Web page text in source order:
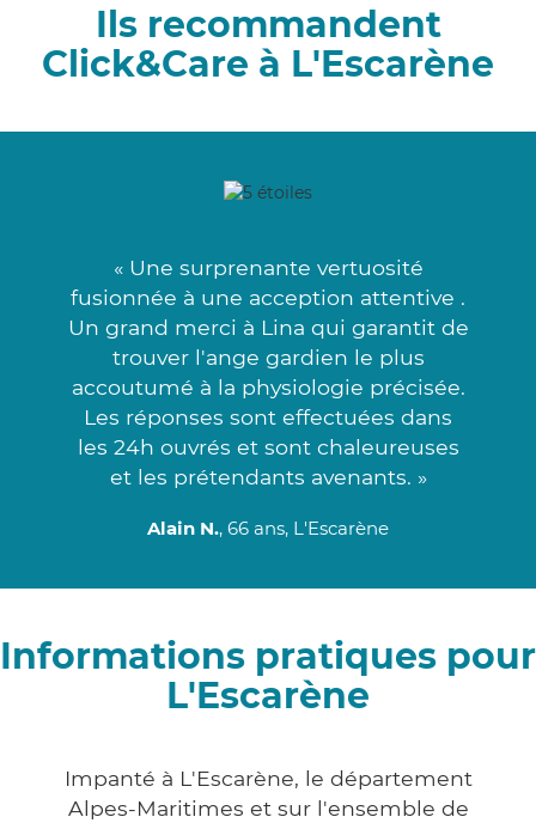
Ils recommandent
Click&Care à L'Escarène
« Une surprenante vertuosité
fusionnée à une acception attentive .
Un grand merci à Lina qui garantit de
trouver l'ange gardien le plus
accoutumé à la physiologie précisée.
Les réponses sont effectuées dans
les 24h ouvrés et sont chaleureuses
et les prétendants avenants. »
Alain N., 66 ans, L'Escarène
Informations pratiques pour
L'Escarène
Impanté à L'Escarène, le département
Alpes-Maritimes et sur l'ensemble de